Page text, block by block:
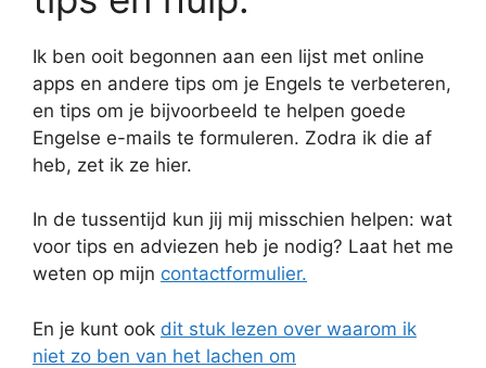
Ik ben ooit begonnen aan een lijst met online
apps en andere tips om je Engels te verbeteren,
en tips om je bijvoorbeeld te helpen goede
Engelse e-mails te formuleren. Zodra ik die af
heb, zet ik ze hier.
In de tussentijd kun jij mij misschien helpen: wat
voor tips en adviezen heb je nodig? Laat het me
weten op mijn contactformulier.
En je kunt ook dit stuk lezen over waarom ik
niet zo ben van het lachen om